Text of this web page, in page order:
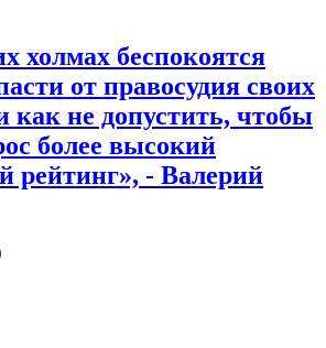
холмах беспокоятся
от правосудия своих
как не допустить, чтобы
более высокий
рейтинг», - Валерий